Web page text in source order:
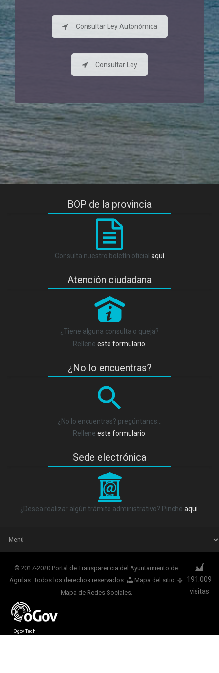
Consultar Ley Autonómica
Consultar Ley
BOP de la provincia
Consulta nuestro boletín oficial aquí
Atención ciudadana
P
¿Tiene alguna consulta o queja?
Rellene este formulario
¿No lo encuentras?
¿No lo encuentras? pregúntanos…
Rellene este formulario
Sede electrónica
_
¿Desea realizar algún trámite administrativo? Pinche aquí.
© 2017-2020 Portal de Transparencia del Ayuntamiento de
Águilas. Todos los derechos reservados.
Mapa del sitio q
Mapa de Redes Sociales
191.009
visitas
Ogov Tech